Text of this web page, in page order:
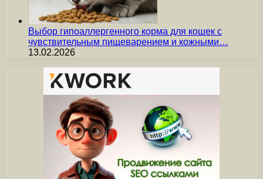
Выбор гипоаллергенного корма для кошек с
чувствительным пищеварением и кожными…
13.02.2026